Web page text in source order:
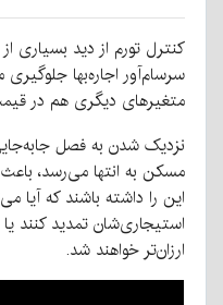
کنترل تورم از دید بسیاری
سرسام‌آور اجاره‌بها
متغیرهای دیگری هم در
نزدیک شدن به فصل
مسکن به انتها می‌رسد،
این را داشته باشند که آیا
استیجاری‌شان تمدید کنند
ارزان‌تر خواهند شد.